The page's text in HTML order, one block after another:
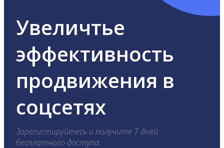
Увеличтье
эффективность
продвижения в
соцсетях
Зарегистируйтесь и получите 7 дней
бесплатного доступа.